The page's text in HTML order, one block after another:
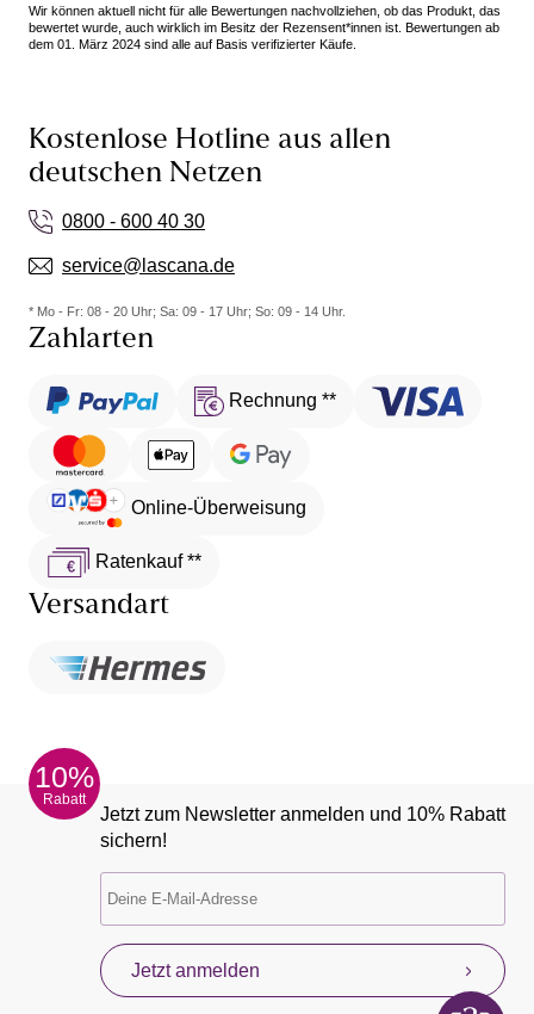
Wir können aktuell nicht für alle Bewertungen nachvollziehen, ob das Produkt, das
bewertet wurde, auch wirklich im Besitz der Rezensent*innen ist. Bewertungen ab
dem 01. März 2024 sind alle auf Basis verifizierter Käufe.
Kostenlose Hotline aus allen
deutschen Netzen
0800 - 600 40 30
service@lascana.de
* Mo - Fr: 08 - 20 Uhr; Sa: 09 - 17 Uhr; So: 09 - 14 Uhr.
Zahlarten
Rechnung **
Online-Überweisung
Ratenkauf **
Versandart
10%
Rabatt
Jetzt zum Newsletter anmelden und 10% Rabatt
sichern!
Jetzt anmelden